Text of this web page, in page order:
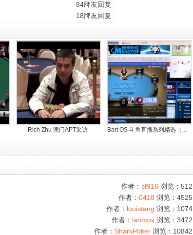
84牌友回复
18牌友回复
Rich Zhu 澳门APT采访 Bart OS 斗鱼直播系列精选（1）
作者： st916 浏览：512
作者： 0418 浏览：4525
作者： louistang 浏览：1074
作者： laomox 浏览：3472
作者： SharkPoker 浏览：10842